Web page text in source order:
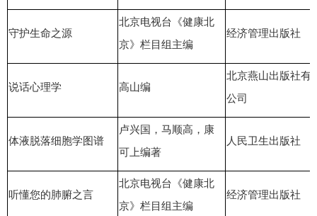
守护生命之源
北京电视台《健康北
京》栏目组主编
经济管理出版社
说话心理学 高山编
北京燕山出版社有
公司
体液脱落细胞学图谱
卢兴国，马顺高，康
可上编著
人民卫生出版社
听懂您的肺腑之言
北京电视台《健康北
京》栏目组主编
经济管理出版社